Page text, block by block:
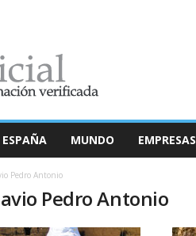
ESPAÑA MUNDO EMPRESAS
Pedro Antonio
Pedro Antonio